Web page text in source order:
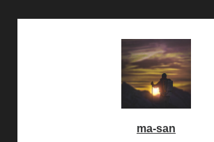
ma-san